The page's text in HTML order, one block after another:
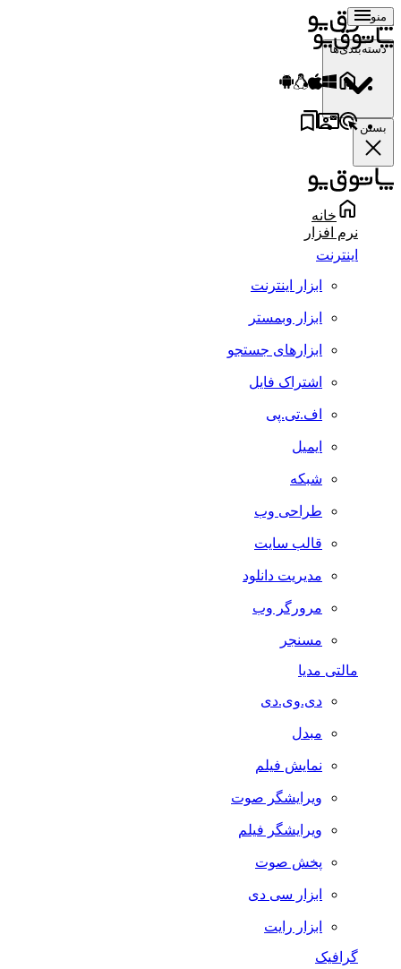
منو
دسته‌بندی‌ها
بستن
خانه
نرم افزار
اینترنت
ابزار اینترنت
ابزار وبمستر
ابزارهای جستجو
اشتراک فایل
اف.تی.پی
ایمیل
شبکه
طراحی وب
قالب سایت
مدیریت دانلود
مرورگر وب
مسنجر
مالتی مدیا
دی.وی.دی
مبدل
نمایش فیلم
ویرایشگر صوت
ویرایشگر فیلم
پخش صوت
ابزار سی دی
ابزار رایت
گرافیک